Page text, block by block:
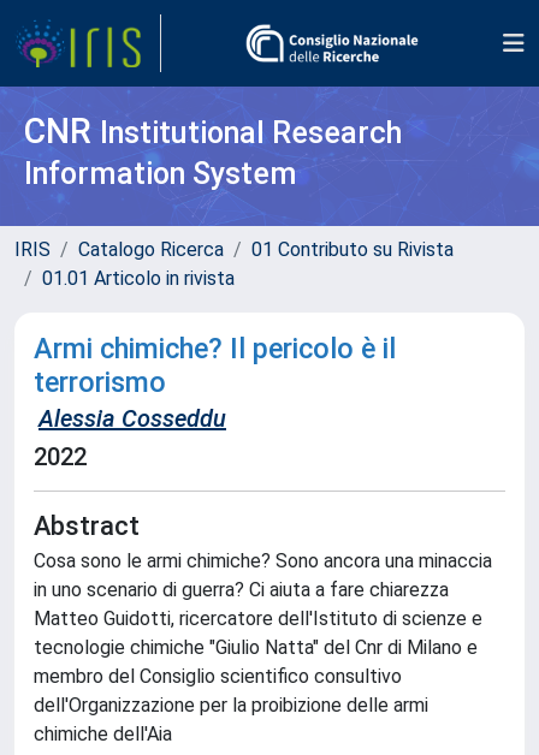
CNR Institutional Research
Information System
IRIS Catalogo Ricerca
01 Contributo su Rivista
01.01 Articolo in rivista
Armi chimiche? Il pericolo è il
terrorismo
Alessia Cosseddu
2022
Abstract
Cosa sono le armi chimiche? Sono ancora una minaccia
in uno scenario di guerra? Ci aiuta a fare chiarezza
Matteo Guidotti, ricercatore dell'Istituto di scienze e
tecnologie chimiche "Giulio Natta" del Cnr di Milano e
membro del Consiglio scientifico consultivo
dell'Organizzazione per la proibizione delle armi
chimiche dell'Aia